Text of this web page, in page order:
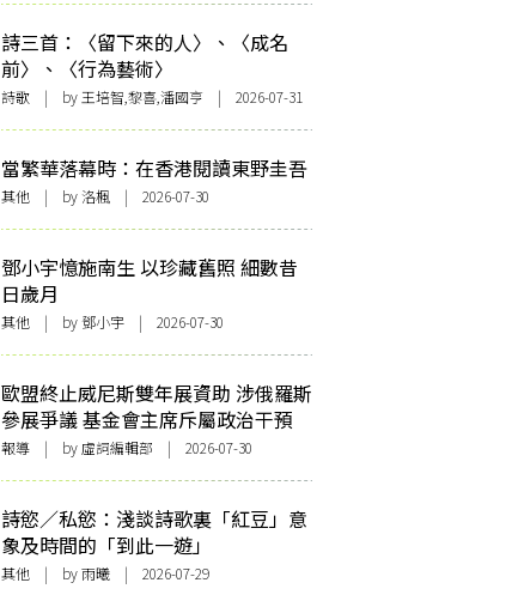
詩三首：〈留下來的人〉、〈成名
前〉、〈行為藝術〉
詩歌 | by 王培智,黎喜,潘國亨 | 2026-07-31
當繁華落幕時：在香港閱讀東野圭吾
其他 | by洛楓 | 2026-07-30
鄧小宇憶施南生 以珍藏舊照 細數昔
日歲月
其他 | by 鄧小宇 | 2026-07-30
歐盟終止威尼斯雙年展資助 涉俄羅斯
參展爭議 基金會主席斥屬政治干預
報導 | by 虛詞編輯部 | 2026-07-30
詩慾／私慾：淺談詩歌裏「紅豆」意
象及時間的「到此一遊」
其他 | by 雨曦 | 2026-07-29